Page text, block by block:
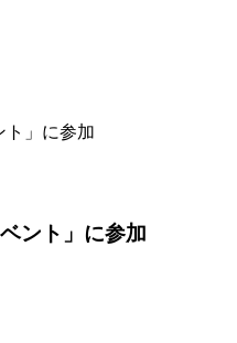
ト」に参加
ント」に参加